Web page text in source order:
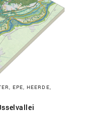
EPE, HEERDE,